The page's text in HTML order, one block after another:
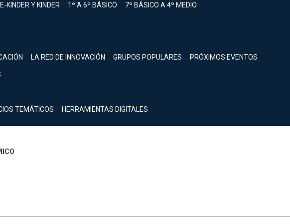
KINDER Y KINDER 1º A 6º BÁSICO 7º BÁSICO A 4º MEDIO
LA RED DE INNOVACIÓN GRUPOS POPULARES PRÓXIMOS EVENTOS
TEMÁTICOS HERRAMIENTAS DIGITALES
Inicia sesión.